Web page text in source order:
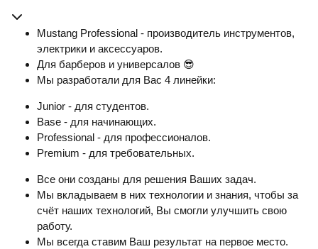
Mustang Professional - производитель инструментов,
электрики и аксессуаров.
Для барберов и универсалов 😎
Мы разработали для Вас 4 линейки:
Junior - для студентов.
Base - для начинающих.
Professional - для профессионалов.
Premium - для требовательных.
Все они созданы для решения Ваших задач.
Мы вкладываем в них технологии и знания, чтобы за
счёт наших технологий, Вы смогли улучшить свою
работу.
Мы всегда ставим Ваш результат на первое место.